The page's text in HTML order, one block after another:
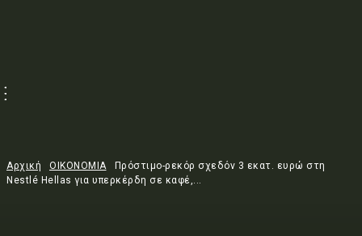
Αρχική ΟΙΚΟΝΟΜΙΑ
Πρόστιμο-ρεκόρ σχεδόν 3 εκατ. ευρώ στη
Nestlé Hellas για υπερκέρδη σε καφέ,...